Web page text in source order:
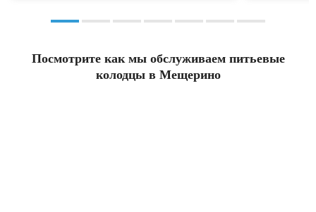
Посмотрите как мы обслуживаем питьевые
колодцы в Мещерино